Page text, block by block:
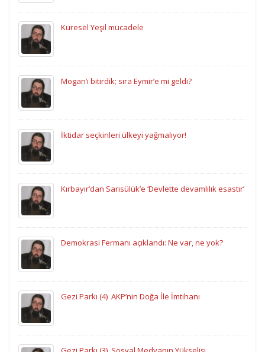
Küresel Yeşil mücadele
Mogan’ı bitirdik; sıra Eymir’e mi geldi?
İktidar seçkinleri ülkeyi yağmalıyor!
Kırbayır’dan Sarısülük’e ‘Devlette devamlılık esastır’
Demokrasi Fermanı açıklandı: Ne var, ne yok?
Gezi Parkı (4)  AKP’nin Doğa İle İmtihanı